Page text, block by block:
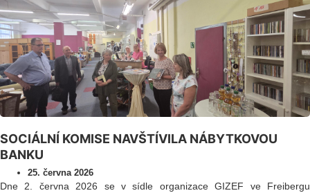
SOCIÁLNÍ KOMISE NAVŠTÍVILA NÁBYTKOVOU
BANKU
25. června 2026
Dne 2. června 2026 se v sídle organizace GIZEF ve Freibergu